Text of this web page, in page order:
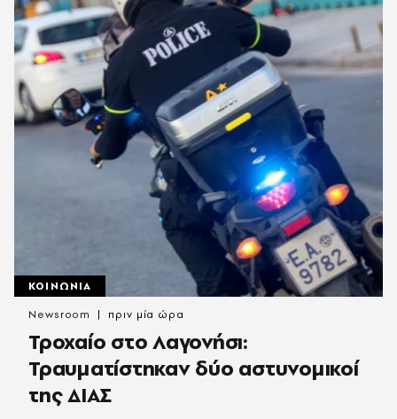
ΚΟΙΝΩΝΙΑ
Τροχαίο στο Λαγονήσι:
Τραυματίστηκαν δύο αστυνομικοί
της ΔΙΑΣ
Newsroom πριν μία ώρα